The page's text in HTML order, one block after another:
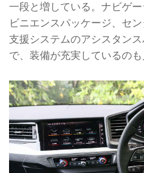
一段と増している。ナビゲ
ビニエンスパッケージ、セ
支援システムのアシスタン
で、装備が充実しているのも